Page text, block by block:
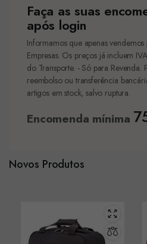
Faça as suas
após login
Informamos que apenas
Empresas. Os preços já incluem
do Transporte. - Só para Revenda.
reembolso ou transferência
artigos em stock, salvo ruptura.
Encomenda mínima
Novos Produtos